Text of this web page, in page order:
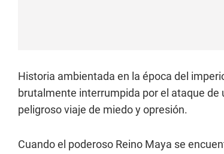
Historia ambientada en la época del
brutalmente interrumpida por el ataque de
peligroso viaje de miedo y opresión.
Cuando el poderoso Reino Maya se